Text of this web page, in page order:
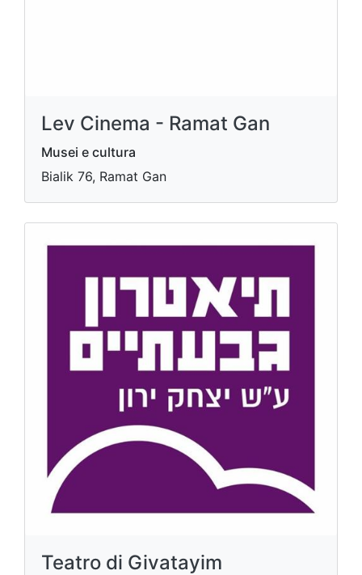
Lev Cinema - Ramat Gan
Musei e cultura
Bialik 76, Ramat Gan
Teatro di Givatayim